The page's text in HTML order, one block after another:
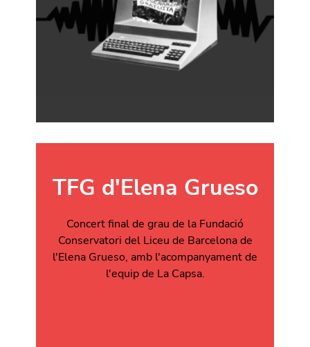
TFG d'Elena Grueso
Concert final de grau de la Fundació
Conservatori del Liceu de Barcelona de
l'Elena Grueso, amb l'acompanyament de
l'equip de La Capsa.